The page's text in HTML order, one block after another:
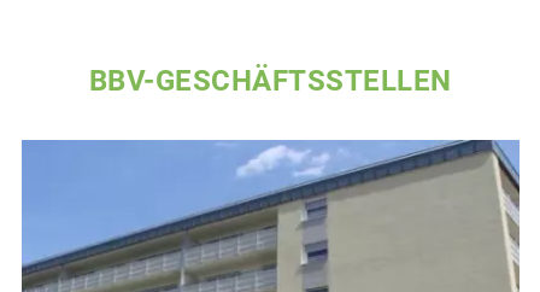
BBV-GESCHÄFTSSTELLEN